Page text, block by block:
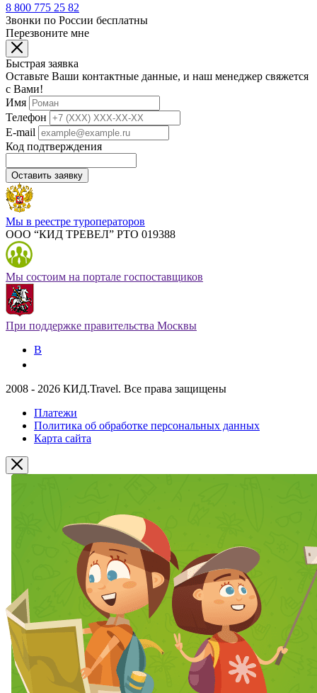
8 800 775 25 82
Звонки по России бесплатны
Перезвоните мне
Быстрая заявка
Оставьте Ваши контактные данные, и наш менеджер свяжется
с Вами!
Имя
Телефон
E-mail
Код подтверждения
Оставить заявку
Мы в реестре туроператоров
ООО “КИД ТРЕВЕЛ” РТО 019388
Мы состоим на портале госпоставщиков
При поддержке правительства Москвы
В
2008 - 2026 КИД.Travel. Все права защищены
Платежи
Политика об обработке персональных данных
Карта сайта